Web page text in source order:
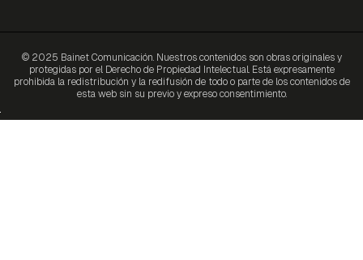
© 2025 Bainet Comunicación. Nuestros contenidos son obras originales y
protegidas por el Derecho de Propiedad Intelectual. Está expresamente
prohibida la redistribución y la redifusión de todo o parte de los contenidos de
esta web sin su previo y expreso consentimiento.